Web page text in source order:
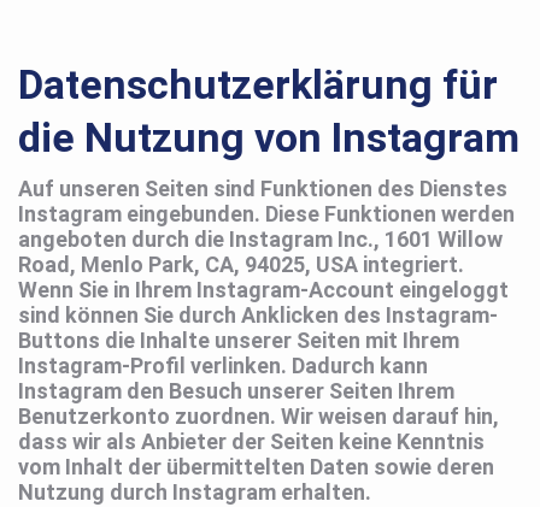
Datenschutzerklärung für
die Nutzung von Instagram
Auf unseren Seiten sind Funktionen des Dienstes
Instagram eingebunden. Diese Funktionen werden
angeboten durch die Instagram Inc., 1601 Willow
Road, Menlo Park, CA, 94025, USA integriert.
Wenn Sie in Ihrem Instagram-Account eingeloggt
sind können Sie durch Anklicken des Instagram-
Buttons die Inhalte unserer Seiten mit Ihrem
Instagram-Profil verlinken. Dadurch kann
Instagram den Besuch unserer Seiten Ihrem
Benutzerkonto zuordnen. Wir weisen darauf hin,
dass wir als Anbieter der Seiten keine Kenntnis
vom Inhalt der übermittelten Daten sowie deren
Nutzung durch Instagram erhalten.